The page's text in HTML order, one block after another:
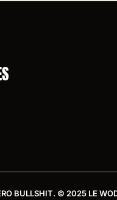
BULLSHIT. © 2025 LE